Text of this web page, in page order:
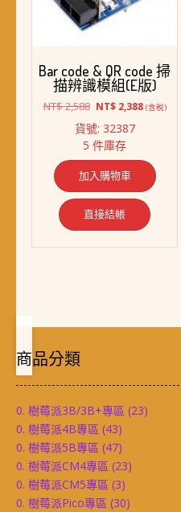
Bar code & QR code 掃
描辨識模組(E版)
NT$2,588 原
價
格：
NT$ 2,588。
NT$2,388目
NT$
(含稅)
貨號: 32387
5 件庫存
加入購物車
直接結帳
商品分類
0. 樹莓派3B/3B+專區 (23)
0. 樹莓派4B專區 (43)
0. 樹莓派5B專區 (47)
0. 樹莓派CM4專區 (23)
0. 樹莓派CM5專區 (3)
0. 樹莓派Pico專區 (30)